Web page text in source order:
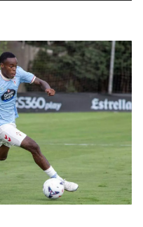
la IA para optimizar